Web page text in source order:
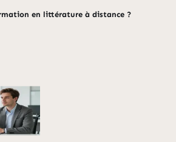
en littérature à distance ?